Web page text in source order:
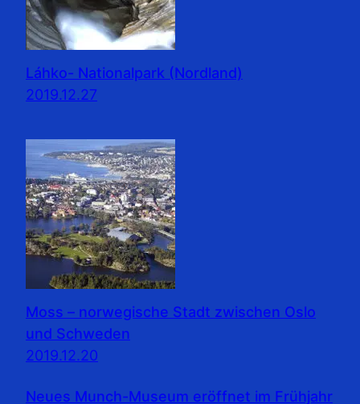
Láhko- Nationalpark (Nordland)
2019.12.27
Moss – norwegische Stadt zwischen Oslo
und Schweden
2019.12.20
Neues Munch-Museum eröffnet im Frühjahr